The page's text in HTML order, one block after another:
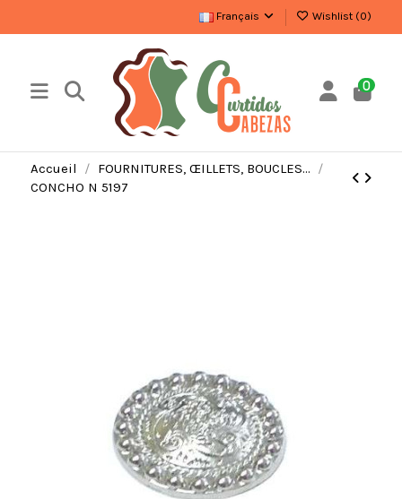
Français Wishlist (0)
0
Accueil
FOURNITURES, ŒILLETS, BOUCLES…
CONCHO N 5197